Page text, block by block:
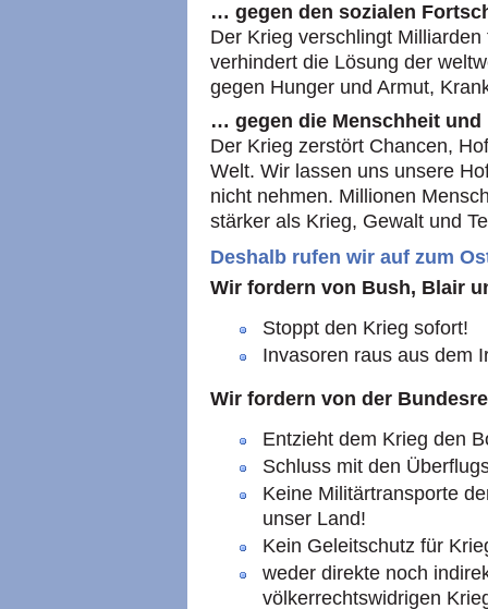
… gegen den sozialen
Der Krieg verschlingt
verhindert die Lösung der
gegen Hunger und Armut,
… gegen die Menschheit und
Der Krieg zerstört Chancen,
Welt. Wir lassen uns unsere
nicht nehmen. Millionen
stärker als Krieg, Gewalt und
Deshalb rufen wir auf zum
Wir fordern von Bush, Blair
Stoppt den Krieg sofort!
Invasoren raus aus dem
Wir fordern von der
Entzieht dem Krieg den
Schluss mit den
Keine Militärtransporte
unser Land!
Kein Geleitschutz für
weder direkte noch
völkerrechtswidrigen